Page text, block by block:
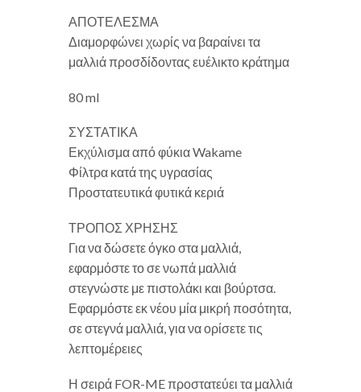
ΑΠΟΤΕΛΕΣΜΑ
Διαμορφώνει χωρίς να βαραίνει τα
μαλλιά προσδίδοντας ευέλικτο κράτημα
80 ml
ΣΥΣΤΑΤΙΚΑ
Εκχύλισμα από φύκια Wakame
Φίλτρα κατά της υγρασίας
Προστατευτικά φυτικά κεριά
ΤΡΟΠΟΣ ΧΡΗΣΗΣ
Για να δώσετε όγκο στα μαλλιά,
εφαρμόστε το σε νωπά μαλλιά
στεγνώστε με πιστολάκι και βούρτσα.
Εφαρμόστε εκ νέου μία μικρή ποσότητα,
σε στεγνά μαλλιά, για να ορίσετε τις
λεπτομέρειες
Η σειρά FOR-ME προστατεύει τα μαλλιά